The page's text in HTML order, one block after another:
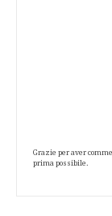
Grazie per aver
prima possibile.